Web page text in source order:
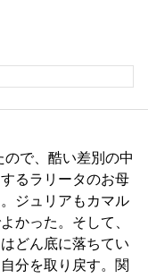
で、酷い差別の中
るラリータのお母
ジュリアもカマル
かった。そして、
どん底に落ちてい
分を取り戻す。関